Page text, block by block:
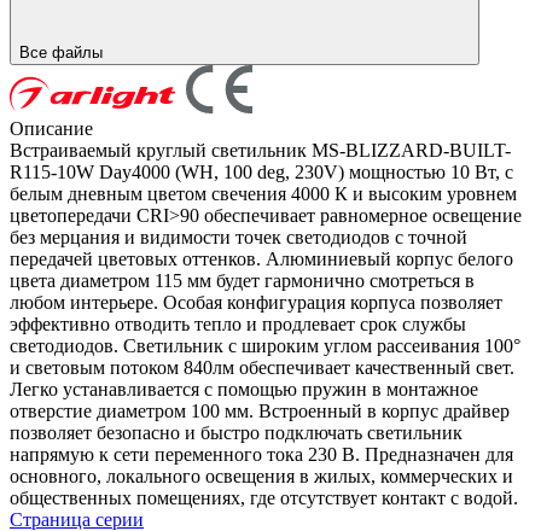
Все файлы
Описание
Встраиваемый круглый светильник MS-BLIZZARD-BUILT-
R115-10W Day4000 (WH, 100 deg, 230V) мощностью 10 Вт, с
белым дневным цветом свечения 4000 К и высоким уровнем
цветопередачи CRI>90 обеспечивает равномерное освещение
без мерцания и видимости точек светодиодов с точной
передачей цветовых оттенков. Алюминиевый корпус белого
цвета диаметром 115 мм будет гармонично смотреться в
любом интерьере. Особая конфигурация корпуса позволяет
эффективно отводить тепло и продлевает срок службы
светодиодов. Светильник с широким углом рассеивания 100°
и световым потоком 840лм обеспечивает качественный свет.
Легко устанавливается с помощью пружин в монтажное
отверстие диаметром 100 мм. Встроенный в корпус драйвер
позволяет безопасно и быстро подключать светильник
напрямую к сети переменного тока 230 В. Предназначен для
основного, локального освещения в жилых, коммерческих и
общественных помещениях, где отсутствует контакт с водой.
Страница серии